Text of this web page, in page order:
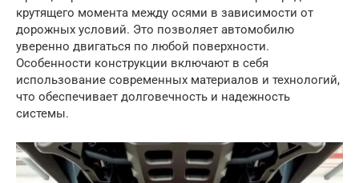
крутящего момента между осями в зависимости от
дорожных условий. Это позволяет автомобилю
уверенно двигаться по любой поверхности.
Особенности конструкции включают в себя
использование современных материалов и технологий,
что обеспечивает долговечность и надежность
системы.